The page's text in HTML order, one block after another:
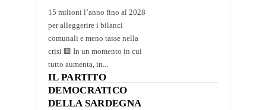
15 milioni l’anno fino al 2028
per alleggerire i bilanci
comunali e meno tasse nella
crisi 🟥 In un momento in cui
tutto aumenta, in...
IL PARTITO
DEMOCRATICO
DELLA SARDEGNA